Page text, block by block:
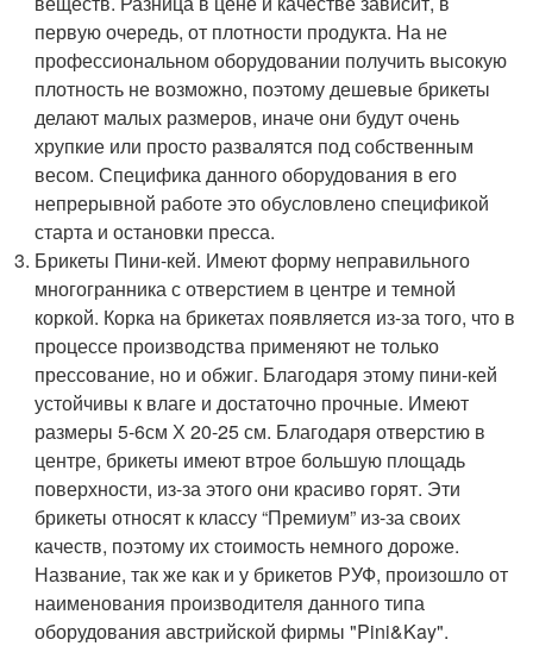
первую очередь, от плотности продукта. На не
профессиональном оборудовании получить высокую
плотность не возможно, поэтому дешевые брикеты
делают малых размеров, иначе они будут очень
хрупкие или просто развалятся под собственным
весом. Специфика данного оборудования в его
непрерывной работе это обусловлено спецификой
старта и остановки пресса.
Брикеты Пини-кей. Имеют форму неправильного
многогранника с отверстием в центре и темной
коркой. Корка на брикетах появляется из-за того, что в
процессе производства применяют не только
прессование, но и обжиг. Благодаря этому пини-кей
устойчивы к влаге и достаточно прочные. Имеют
размеры 5-6см Х 20-25 см. Благодаря отверстию в
центре, брикеты имеют втрое большую площадь
поверхности, из-за этого они красиво горят. Эти
брикеты относят к классу “Премиум” из-за своих
качеств, поэтому их стоимость немного дороже.
Название, так же как и у брикетов РУФ, произошло от
наименования производителя данного типа
оборудования австрийской фирмы "Pini&Kay".